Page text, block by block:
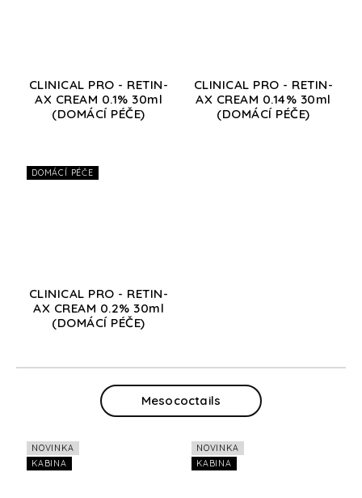
CLINICAL PRO - RETIN-
AX CREAM 0.1% 30ml
(DOMÁCÍ PÉČE)
CLINICAL PRO - RETIN-
AX CREAM 0.14% 30ml
(DOMÁCÍ PÉČE)
DOMÁCÍ PÉČE
CLINICAL PRO - RETIN-
AX CREAM 0.2% 30ml
(DOMÁCÍ PÉČE)
Mesococtails
NOVINKA
KABINA
NOVINKA
KABINA